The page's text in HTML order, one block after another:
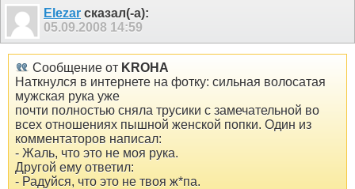
Elezar сказал(-а):
05.09.2008 14:59
Сообщение от KROHA
Наткнулся в интернете на фотку: сильная волосатая
мужская рука уже
почти полностью сняла трусики с замечательной во
всех отношениях пышной женской попки. Один из
комментаторов написал:
- Жаль, что это не моя рука.
Другой ему ответил:
- Радуйся, что это не твоя ж*па.